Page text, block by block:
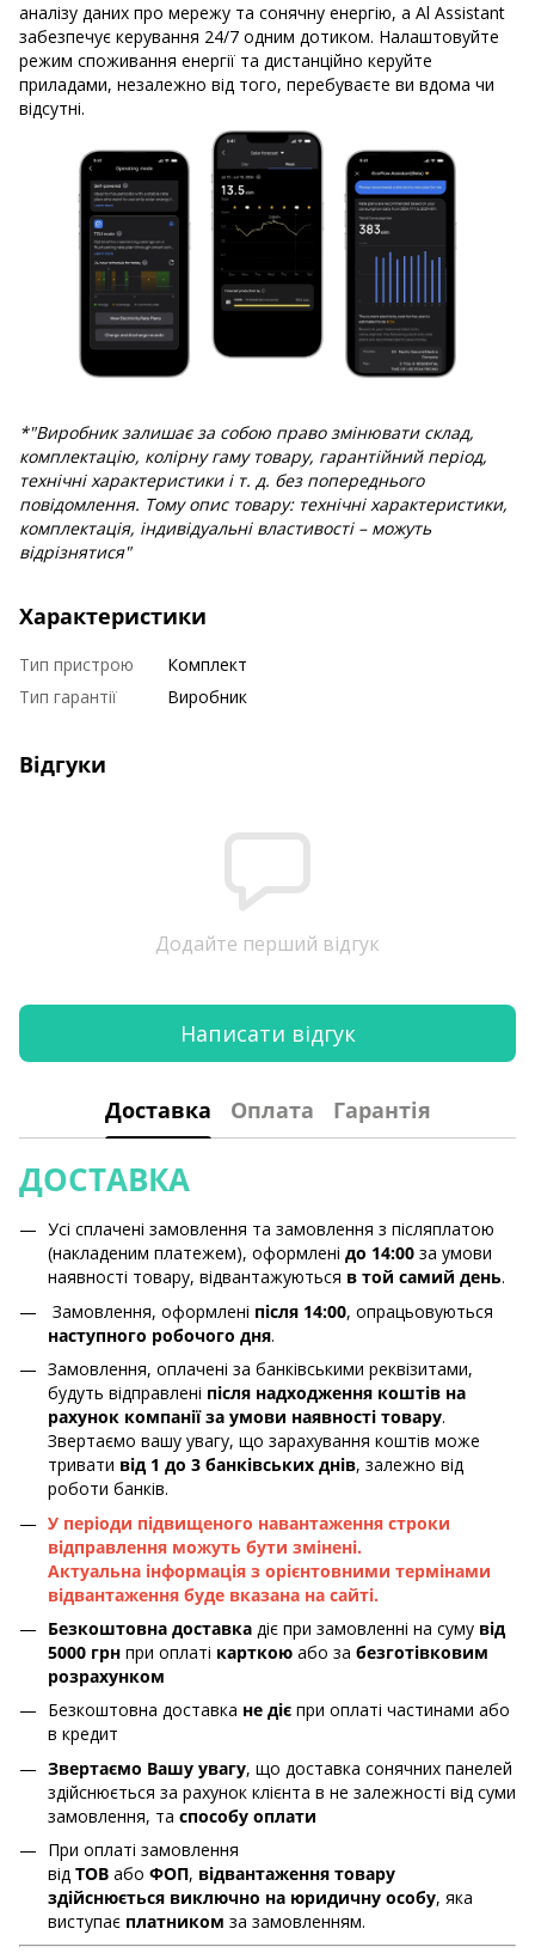
аналізу даних про мережу та сонячну енергію, а Al Assistant
забезпечує керування 24/7 одним дотиком. Налаштовуйте
режим споживання енергії та дистанційно керуйте
приладами, незалежно від того, перебуваєте ви вдома чи
відсутні.
*"Виробник залишає за собою право змінювати склад,
комплектацію, колірну гаму товару, гарантійний період,
технічні характеристики і т. д. без попереднього
повідомлення. Тому опис товару: технічні характеристики,
комплектація, індивідуальні властивості – можуть
відрізнятися"
Характеристики
Тип пристрою
Комплект
Тип гарантії
Виробник
Відгуки
Додайте перший відгук
Написати відгук
Доставка Оплата Гарантія
ДОСТАВКА
Усі сплачені замовлення та замовлення з післяплатою
(накладеним платежем), оформлені до 14:00 за умови
наявності товару, відвантажуються в той самий день.
Замовлення, оформлені після 14:00, опрацьовуються
наступного робочого дня.
Замовлення, оплачені за банківськими реквізитами,
будуть відправлені після надходження коштів на
рахунок компанії за умови наявності товару.
Звертаємо вашу увагу, що зарахування коштів може
тривати від 1 до 3 банківських днів, залежно від
роботи банків.
У періоди підвищеного навантаження строки
відправлення можуть бути змінені.
Актуальна інформація з орієнтовними термінами
відвантаження буде вказана на сайті.
Безкоштовна доставка діє при замовленні на суму від
5000 грн при оплаті карткою або за безготівковим
розрахунком
Безкоштовна доставка не діє при оплаті частинами або
в кредит
Звертаємо Вашу увагу, що доставка сонячних панелей
здійснюється за рахунок клієнта в не залежності від суми
замовлення, та способу оплати
При оплаті замовлення
від ТОВ або ФОП, відвантаження товару
здійснюється виключно на юридичну особу, яка
виступає платником за замовленням.